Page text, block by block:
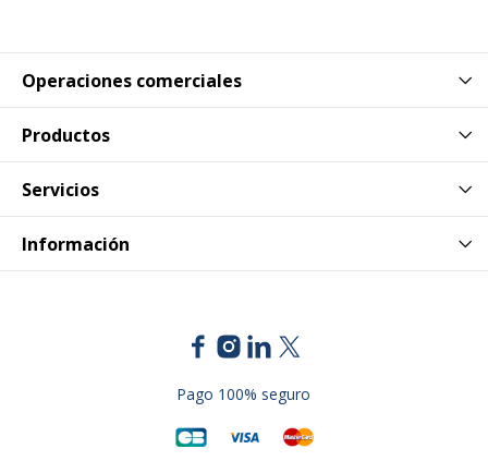
Código de barras maestro
Dimensiones y peso
Dimensiones y peso
45 g
Operaciones comerciales
Productos
Servicios
Información
Pago 100% seguro